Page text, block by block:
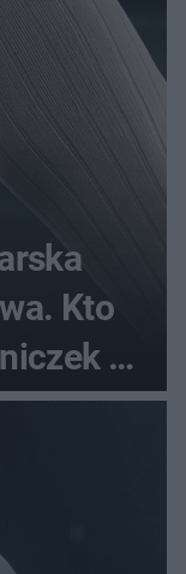
Kto
na